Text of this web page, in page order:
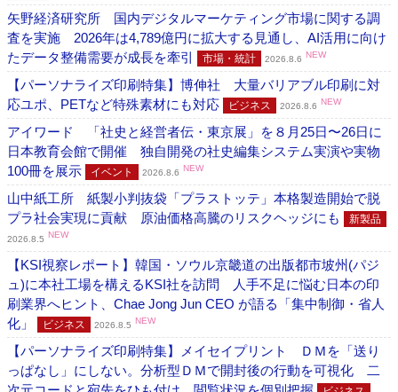
矢野経済研究所 国内デジタルマーケティング市場に関する調
査を実施 2026年は4,789億円に拡大する見通し、AI活用に向け
たデータ整備需要が成長を牽引
市場・統計 2026.8.6 NEW
【パーソナライズ印刷特集】博伸社 大量バリアブル印刷に対
応ユポ、PETなど特殊素材にも対応
ビジネス 2026.8.6 NEW
アイワード 「社史と経営者伝・東京展」を８月25日〜26日に
日本教育会館で開催 独自開発の社史編集システム実演や実物
100冊を展示
イベント 2026.8.6 NEW
山中紙工所 紙製小判抜袋「プラストッテ」本格製造開始で脱
プラ社会実現に貢献 原油価格高騰のリスクヘッジにも
新製品
2026.8.5 NEW
【KSI視察レポート】韓国・ソウル京畿道の出版都市坡州(パジ
ュ)に本社工場を構えるKSI社を訪問 人手不足に悩む日本の印
刷業界へヒント、Chae Jong Jun CEO が語る「集中制御・省人
化」
ビジネス 2026.8.5 NEW
【パーソナライズ印刷特集】メイセイプリント ＤＭを「送り
っぱなし」にしない。分析型ＤＭで開封後の行動を可視化 二